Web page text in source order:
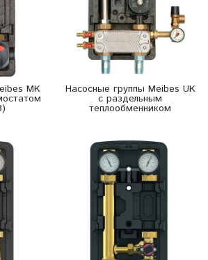
MK Насосные группы Meibes UK
с раздельным
теплообменником